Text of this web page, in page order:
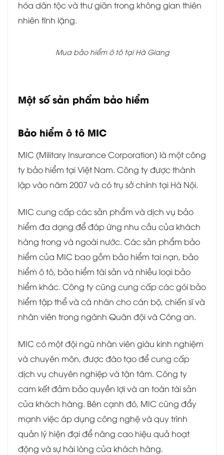
hóa dân tộc và thư giãn trong không gian thiên
nhiên tĩnh lặng.
Mua bảo hiểm ô tô tại Hà Giang
Một số sản phẩm bảo hiểm
Bảo hiểm ô tô MIC
MIC (Military Insurance Corporation) là một công
ty bảo hiểm tại Việt Nam. Công ty được thành
lập vào năm 2007 và có trụ sở chính tại Hà Nội.
MIC cung cấp các sản phẩm và dịch vụ bảo
hiểm đa dạng để đáp ứng nhu cầu của khách
hàng trong và ngoài nước. Các sản phẩm bảo
hiểm của MIC bao gồm bảo hiểm tai nạn, bảo
hiểm ô tô, bảo hiểm tài sản và nhiều loại bảo
hiểm khác. Công ty cũng cung cấp các gói bảo
hiểm tập thể và cá nhân cho cán bộ, chiến sĩ và
nhân viên trong ngành Quân đội và Công an.
MIC có một đội ngũ nhân viên giàu kinh nghiệm
và chuyên môn, được đào tạo để cung cấp
dịch vụ chuyên nghiệp và tận tâm. Công ty
cam kết đảm bảo quyền lợi và an toàn tài sản
của khách hàng. Bên cạnh đó, MIC cũng đẩy
mạnh việc áp dụng công nghệ và quy trình
quản lý hiện đại để nâng cao hiệu quả hoạt
động và sự hài lòng của khách hàng.